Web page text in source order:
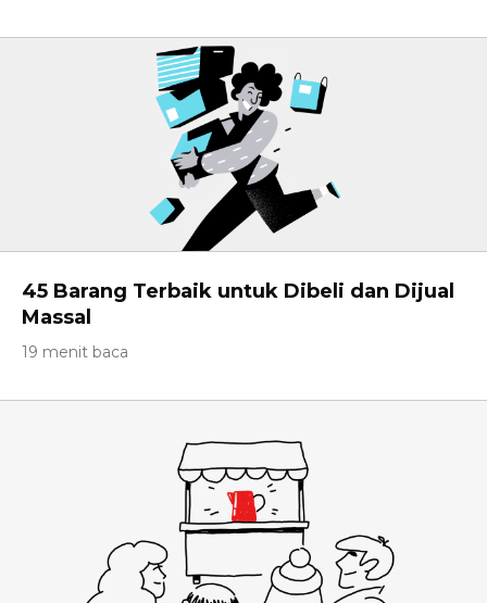
45 Barang Terbaik untuk Dibeli dan Dijual
Massal
19 menit baca